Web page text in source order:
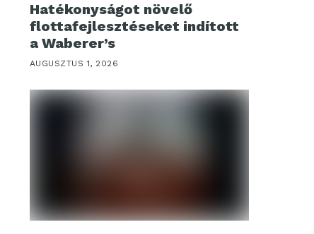
Hatékonyságot növelő
flottafejlesztéseket indított
a Waberer’s
AUGUSZTUS 1, 2026